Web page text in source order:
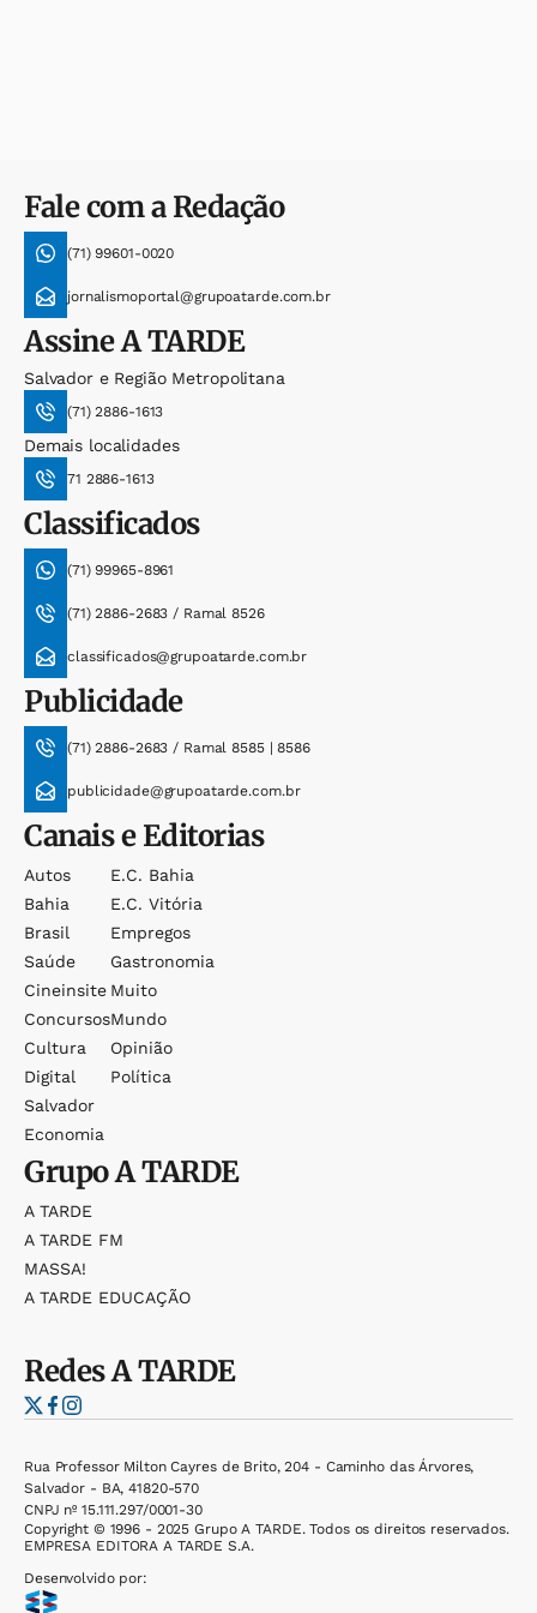
Fale com a Redação
(71) 99601-0020
jornalismoportal@grupoatarde.com.br
AssineA TARDE
Salvador e Região Metropolitana
(71) 2886-1613
Demais localidades
71 2886-1613
Classificados
(71) 99965-8961
(71) 2886-2683 / Ramal 8526
classificados@grupoatarde.com.br
Publicidade
(71) 2886-2683 / Ramal 8585 | 8586
publicidade@grupoatarde.com.br
Canais e Editorias
Autos
Bahia
Brasil
Saúde
Cineinsite
Concursos
Cultura
Digital
Salvador
Economia
E.c. Bahia
E.c. Vitória
Empregos
Gastronomia
Muito
Mundo
Opinião
Política
GrupoA TARDE
A TARDE
A TARDE FM
MASSA!
A TARDE EDUCAÇÃO
RedesA TARDE
Rua Professor Milton Cayres de Brito, 204 - Caminho das Árvores,
Salvador - BA, 41820-570
CNPJ nº 15.111.297/0001-30
Copyright © 1996 - 2025 Grupo A TARDE. Todos os direitos reservados.
EMPRESA EDITORA A TARDE S.A.
Desenvolvido por: